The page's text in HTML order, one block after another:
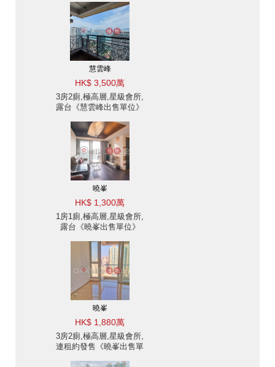
慧雲峰
HK$ 3,500萬
3房2廁,極高層,星級會所,
露台《慧雲峰出售單位》
曉峯
HK$ 1,300萬
1房1廁,極高層,星級會所,
露台《曉峯出售單位》
曉峯
HK$ 1,880萬
3房2廁,極高層,星級會所,
連租約發售《曉峯出售單